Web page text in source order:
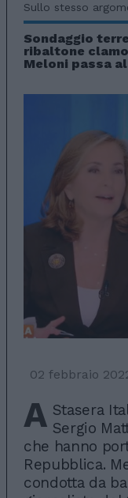
Sullo stesso
Sondaggio
ribaltone
Meloni passa
02 febbraio
A Stasera
Sergio
che hanno
Repubblica.
condotta da